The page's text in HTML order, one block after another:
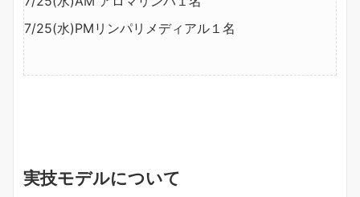
7/25(水)PMリンパリメディアル１名
実技モデルについて